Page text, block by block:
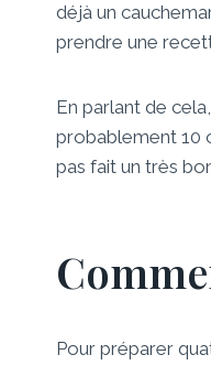
déjà un
prendre une
En parlant de
probablement 10
pas fait un très
Pour préparer